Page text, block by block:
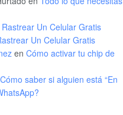
Un Celular Gratis
Un Celular Gratis
en Cómo activar tu chip de
saber si alguien está “En